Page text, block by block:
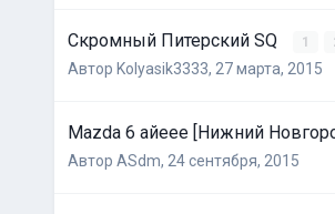
Скромный Питерский SQ 1
Автор Kolyasik3333, 27 марта, 2015
Mazda 6 айеее [Нижний
Автор ASdm, 24 сентября, 2015